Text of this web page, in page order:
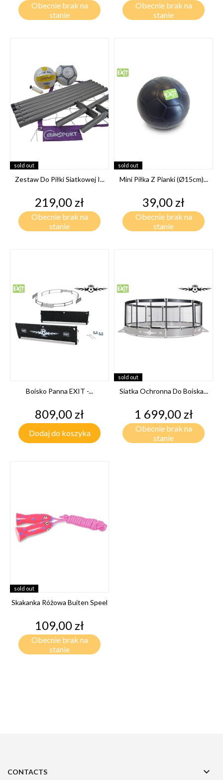
Obecnie brak na
stanie
Obecnie brak na
stanie
sold out
Zestaw Do Piłki Siatkowej I...
Cena
219,00 zł
Obecnie brak na
stanie
sold out
Mini Piłka Z Pianki (ø15cm)...
Cena
39,00 zł
Obecnie brak na
stanie
Boisko Panna EXIT -...
Cena
809,00 zł
Dodaj do koszyka
sold out
Siatka Ochronna Do Boiska...
Cena
1 699,00 zł
Obecnie brak na
stanie
sold out
Skakanka Różowa Buiten Speel
Cena
109,00 zł
Obecnie brak na
stanie
CONTACTS 